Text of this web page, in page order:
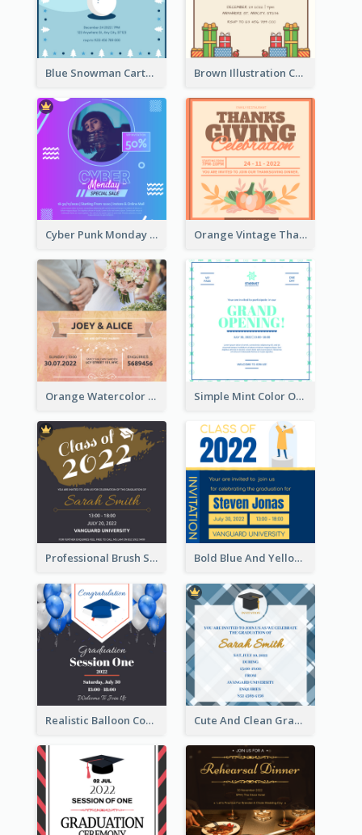
Blue Snowman Cartoon Christmas Concert Invitation Brown Illustration Christmas Sweater Party Invitation
Cyber Punk Monday Discount Invitation Design Orange Vintage Thanksgiving Celebration Invitation Design
Orange Watercolor Wedding Invitation Simple Mint Color Opening Day Invitation Card Idea
Professional Brush Script Graduation Invitation Design Bold Blue And Yellow Educational Ceremony Invitation Design Ideas
Realistic Balloon Cool Graduation Ceremony Design Cute And Clean Graduation Ceremony Invitation Design Ideas